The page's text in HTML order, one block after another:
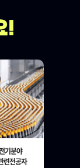
기분야
련전공자